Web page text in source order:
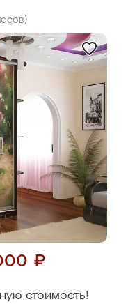
₽
стоимость!